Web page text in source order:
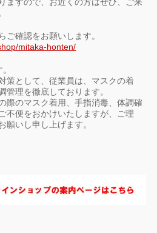
ますので、お近くの方はぜひ、ご来
ご確認をお願いします。
mitaka-honten/
策として、従業員は、マスクの着
管理を徹底しております。
際のマスク着用、手指消毒、体調確
不便をおかけいたしますが、ご理
願いし申し上げます。